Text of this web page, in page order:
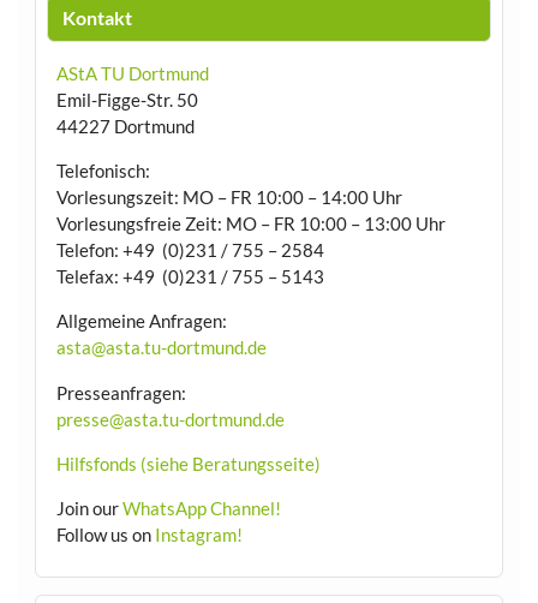
Kontakt
AStA TU Dortmund
Emil-Figge-Str. 50
44227 Dortmund
Telefonisch:
Vorlesungszeit: MO – FR 10:00 – 14:00 Uhr
Vorlesungsfreie Zeit: MO – FR 10:00 – 13:00 Uhr
Telefon: +49 (0)231 / 755 – 2584
Telefax: +49 (0)231 / 755 – 5143
Allgemeine Anfragen:
asta@asta.tu-dortmund.de
Presseanfragen:
presse@asta.tu-dortmund.de
Hilfsfonds (siehe Beratungsseite)
Join ourWhatsApp Channel!
Follow us on Instagram!